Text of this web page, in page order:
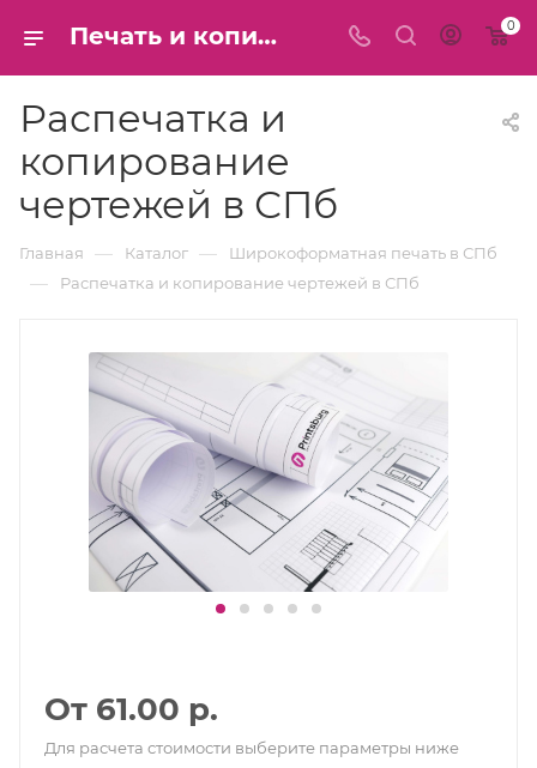
Печать и копирование чертежей формата А1 А0 - Распечатать чертёж большого масштаба на широкоформатном плоттере - Напечатать цветные и ЧБ чертежи - цена в СПб 0
Распечатка и
копирование
чертежей в СПб
Главная — Каталог — Широкоформатная печать в СПб
— Распечатка и копирование чертежей в СПб
От 61.00 р.
Для расчета стоимости выберите параметры ниже